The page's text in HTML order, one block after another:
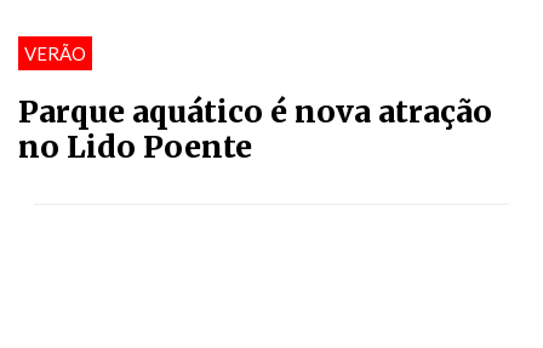
VERÃO
Parque aquático é nova atração
no Lido Poente